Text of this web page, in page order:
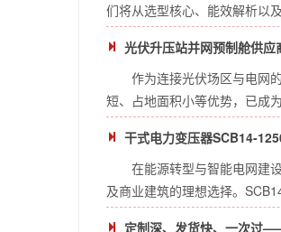
们将从选型核心、能效解析以
光伏升压站并网预制舱供应
作为连接光伏场区与电网
短、占地面积小等优势，已成
干式电力变压器SCB14-
在能源转型与智能电网建
及商业建筑的理想选择。
定制深、发货快、一次过